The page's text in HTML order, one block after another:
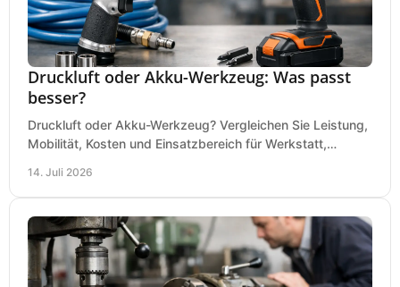
Druckluft oder Akku-Werkzeug: Was passt
besser?
Druckluft oder Akku-Werkzeug? Vergleichen Sie Leistung,
Mobilität, Kosten und Einsatzbereich für Werkstatt,
14. Juli 2026